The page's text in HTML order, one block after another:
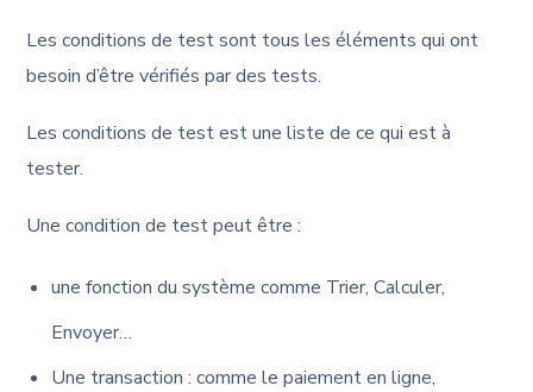
Les conditions de test sont tous les éléments qui ont
besoin d’être vérifiés par des tests.
Les conditions de test est une liste de ce qui est à
tester.
Une condition de test peut être :
une fonction du système comme Trier, Calculer,
Envoyer…
Une transaction : comme le paiement en ligne,